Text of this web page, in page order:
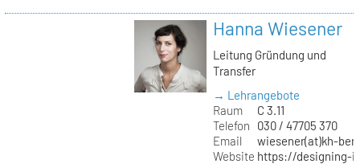
Hanna Wiesener
Leitung Gründung und
Transfer
→ Lehrangebote
Raum
C 3.11
Telefon
030 / 47705 370
Email
wiesener(at)kh-
Website https://designing-